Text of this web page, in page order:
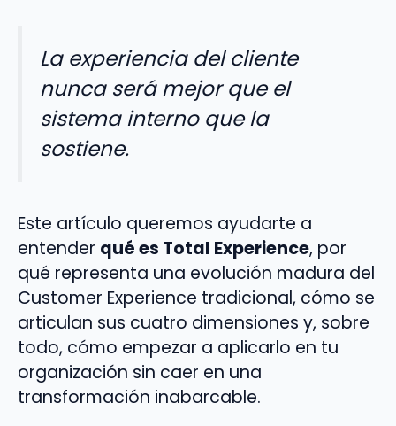
La experiencia del cliente
nunca será mejor que el
sistema interno que la
sostiene.
Este artículo queremos ayudarte a
entender qué es Total Experience, por
qué representa una evolución madura del
Customer Experience tradicional, cómo se
articulan sus cuatro dimensiones y, sobre
todo, cómo empezar a aplicarlo en tu
organización sin caer en una
transformación inabarcable.